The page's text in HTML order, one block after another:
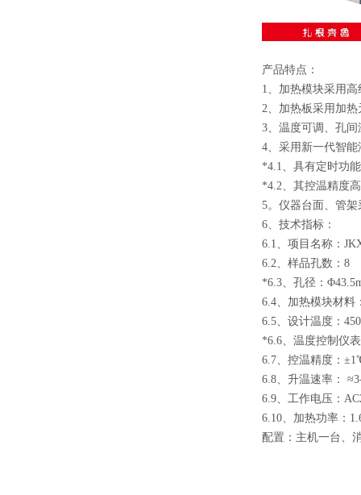
产品特点：
1、加热模块采用
2、加热板采用加
3、温度可调、孔
4、采用新一代智
*4.1、具有定时功
*4.2、其控温精度
5。仪器台面、管
6、技术指标：
6.1、项目名称：
6.2、样品孔数 ： 8
*6.3、孔径：
6.4、加热模块材料
6.5、设计温度：
*6.6、温度控制仪
6.7、控温精度：
6.8、升温速率：
6.9、工作电压 ：
6.10、加热功率：
配置：主机一台、